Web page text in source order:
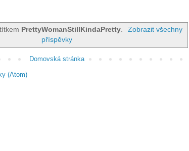
PrettyWomanStillKindaPretty.
Zobrazit všechny
příspěvky
Domovská stránka
(Atom)